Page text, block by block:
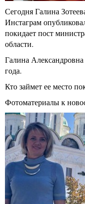
Сегодня Галина
Инстаграм
покидает пост
области.
Галина Александровна
года.
Кто займет ее место
Фотоматериалы к